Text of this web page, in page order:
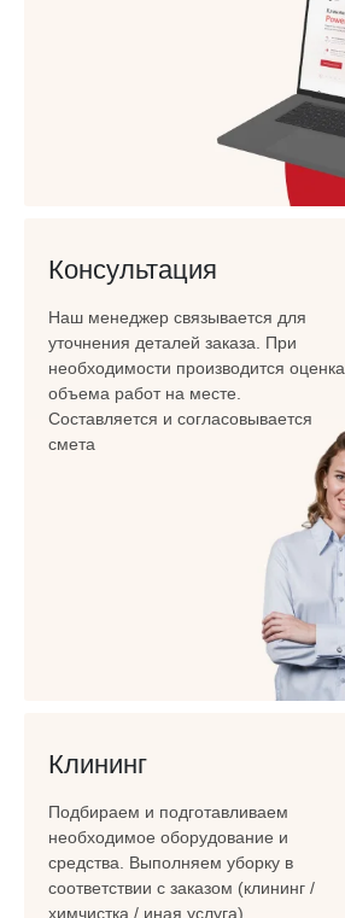
Консультация
Наш менеджер связывается для
уточнения деталей заказа. При
необходимости производится оценка
объема работ на месте.
Составляется и согласовывается
смета
Клининг
Подбираем и подготавливаем
необходимое оборудование и
средства. Выполняем уборку в
соответствии с заказом (клининг /
химчистка / иная услуга)